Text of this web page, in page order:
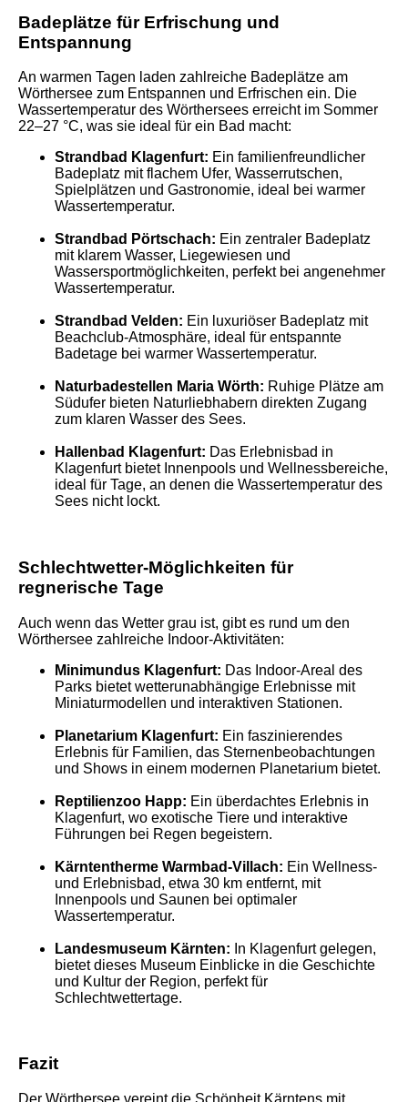
Badeplätze für Erfrischung und
Entspannung
An warmen Tagen laden zahlreiche Badeplätze am
Wörthersee zum Entspannen und Erfrischen ein. Die
Wassertemperatur des Wörthersees erreicht im Sommer
22–27 °C, was sie ideal für ein Bad macht:
Strandbad Klagenfurt: Ein familienfreundlicher
Badeplatz mit flachem Ufer, Wasserrutschen,
Spielplätzen und Gastronomie, ideal bei warmer
Wassertemperatur.
Strandbad Pörtschach: Ein zentraler Badeplatz
mit klarem Wasser, Liegewiesen und
Wassersportmöglichkeiten, perfekt bei angenehmer
Wassertemperatur.
Strandbad Velden: Ein luxuriöser Badeplatz mit
Beachclub-Atmosphäre, ideal für entspannte
Badetage bei warmer Wassertemperatur.
Naturbadestellen Maria Wörth: Ruhige Plätze am
Südufer bieten Naturliebhabern direkten Zugang
zum klaren Wasser des Sees.
Hallenbad Klagenfurt: Das Erlebnisbad in
Klagenfurt bietet Innenpools und Wellnessbereiche,
ideal für Tage, an denen die Wassertemperatur des
Sees nicht lockt.
Schlechtwetter-Möglichkeiten für
regnerische Tage
Auch wenn das Wetter grau ist, gibt es rund um den
Wörthersee zahlreiche Indoor-Aktivitäten:
Minimundus Klagenfurt: Das Indoor-Areal des
Parks bietet wetterunabhängige Erlebnisse mit
Miniaturmodellen und interaktiven Stationen.
Planetarium Klagenfurt: Ein faszinierendes
Erlebnis für Familien, das Sternenbeobachtungen
und Shows in einem modernen Planetarium bietet.
Reptilienzoo Happ: Ein überdachtes Erlebnis in
Klagenfurt, wo exotische Tiere und interaktive
Führungen bei Regen begeistern.
Kärntentherme Warmbad-Villach: Ein Wellness-
und Erlebnisbad, etwa 30 km entfernt, mit
Innenpools und Saunen bei optimaler
Wassertemperatur.
Landesmuseum Kärnten: In Klagenfurt gelegen,
bietet dieses Museum Einblicke in die Geschichte
und Kultur der Region, perfekt für
Schlechtwettertage.
Fazit